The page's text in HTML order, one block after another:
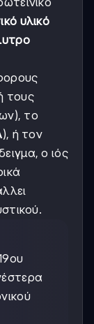
υλικό
τους
το
), ή τον
ο ιός